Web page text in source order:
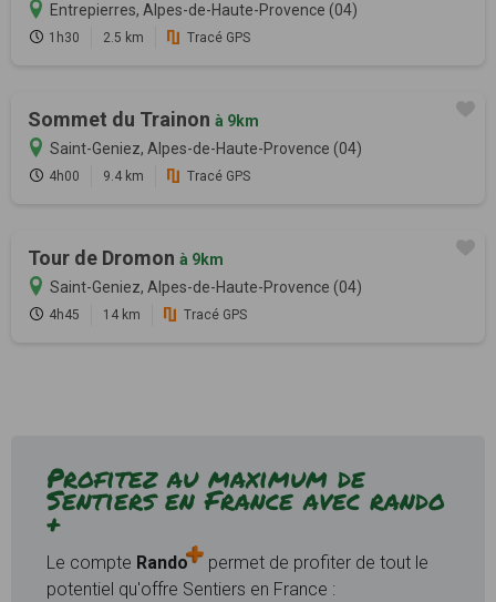
Entrepierres, Alpes-de-Haute-Provence (04)
1h30 2.5 km Tracé GPS
Sommet du Trainon à 9km
Saint-Geniez, Alpes-de-Haute-Provence (04)
4h00 9.4 km Tracé GPS
Tour de Dromon à 9km
Saint-Geniez, Alpes-de-Haute-Provence (04)
4h45 14 km Tracé GPS
Profitez au maximum de
Sentiers en France avec rando
+
Le compte Rando
permet de profiter de tout le
potentiel qu'offre Sentiers en France :